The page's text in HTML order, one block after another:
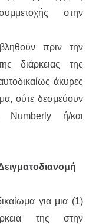
στην
πριν την
διάρκειας της
άκυρες
ούτε δεσμεύουν
Numberly ή/και
για μια (1)
της στην